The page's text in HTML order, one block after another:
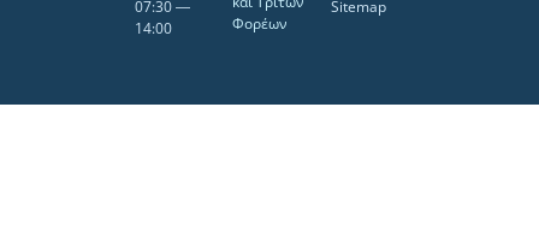
07:30 ―
14:00
Φορέων
Sitemap